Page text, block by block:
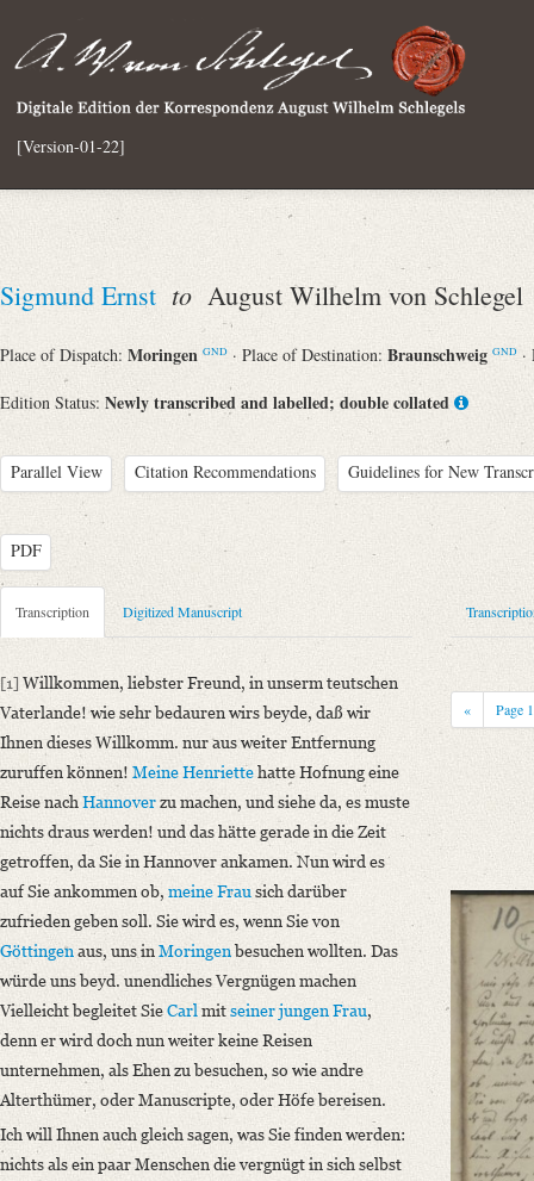
[Version-01-22]
Sigmund Ernst to August Wilhelm von Schlegel
Place of Dispatch: Moringen GND · Place of Destination: Braunschweig GND
Edition Status: Newly transcribed and labelled; double collated
Parallel View Citation Recommendations Guidelines for New
PDF
Metadata Concerning Header
Sender: Sigmund Ernst
Recipient: August Wilhelm von Schlegel
Place of Dispatch: Moringen
Place of Destination: Braunschweig
Date: 28.07.1795
Notations: Empfangsort erschlossen.
Manuscript
Provider: Dresden, Sächsische Landesbibliothek - Staats- und
OAI Id: DE-1a-33449
Classification Number: Mscr.Dresd.e.90,XIX,Bd.7,Nr.47
Number of Pages: 2S. auf Doppelbl., hs. m. U.
Format: 17,9 x 12,9 cm
Incipit: „[1] Willkommen, liebster Freund, in unserm teutschen
Language
German
Editors
Bamberg, Claudia
Transcription Digitized Manuscript
[1] Willkommen, liebster Freund, in unserm teutschen
Vaterlande! wie sehr bedauren wirs beyde, daß wir
Ihnen dieses Willkomm. nur aus weiter Entfernung
zuruffen können! Meine Henriettehatte Hofnung eine
Reise nach Hannoverzu machen, und siehe da, es muste
nichts draus werden! und das hätte gerade in die Zeit
getroffen, da Sie in Hannover ankamen. Nun wird es
auf Sie ankommen ob, meine Frau sich darüber
zufrieden geben soll. Sie wird es, wenn Sie von
Göttingenaus, uns in Moringenbesuchen wollten. Das
würde uns beyd. unendliches Vergnügen machen
Vielleicht begleitet SieCarl mitseiner jungen Frau,
denn er wird doch nun weiter keine Reisen
unternehmen, als Ehen zu besuchen, so wie andre
Alterthümer, oder Manuscripte, oder Höfe bereisen.
Ich will Ihnen auch gleich sagen, was Sie finden werden:
nichts als ein paar Menschen die vergnügt in sich selbst
« Page 1